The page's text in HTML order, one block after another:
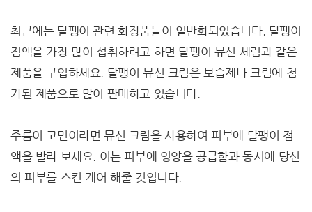
최근에는 달팽이 관련 화장품들이 일반화되었습니다. 달팽이
점액을 가장 많이 섭취하려고 하면 달팽이 뮤신 세럼과 같은
제품을 구입하세요. 달팽이 뮤신 크림은 보습제나 크림에 첨
가된 제품으로 많이 판매하고 있습니다.
주름이 고민이라면 뮤신 크림을 사용하여 피부에 달팽이 점
액을 발라 보세요. 이는 피부에 영양을 공급함과 동시에 당신
의 피부를 스킨 케어 해줄 것입니다.